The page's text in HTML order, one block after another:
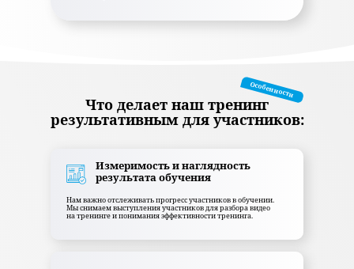
Что делает наш тренинг
результативным для участников:
Особенности
Измеримость и наглядность
результата обучения
Нам важно отслеживать прогресс участников в обучении.
Мы снимаем выступления участников для разбора видео
на тренинге и понимания эффективности тренинга.